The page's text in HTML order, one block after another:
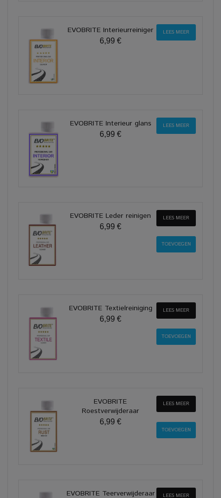
EVOBRITE Interieurreiniger
6,99 €
LEES MEER
EVOBRITE Interieur glans
6,99 €
LEES MEER
EVOBRITE Leder reinigen
6,99 €
LEES MEER
EVOBRITE Textielreiniging
6,99 €
LEES MEER
EVOBRITE
Roestverwijderaar
6,99 €
LEES MEER
EVOBRITE Teerverwijderaar LEES MEER